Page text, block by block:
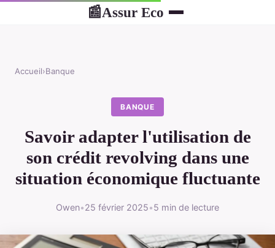
📰Assur Eco
Accueil›Banque
BANQUE
Savoir adapter l'utilisation de
son crédit revolving dans une
situation économique fluctuante
Owen•25 février 2025•5 min de lecture